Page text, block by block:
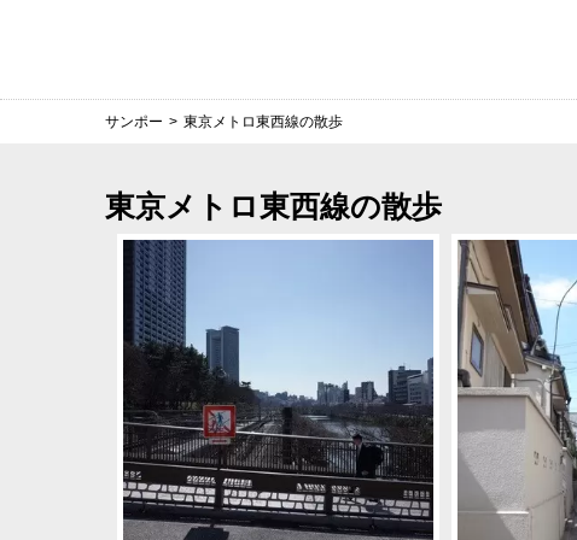
サンポー > 東京メトロ東西線の散歩
東京メトロ東西線の散歩